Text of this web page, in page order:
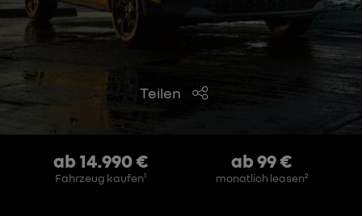
Teilen
ab 14.990 €
Fahrzeug kaufen1
ab 99 €
monatlich leasen²